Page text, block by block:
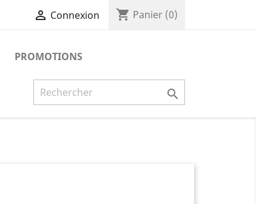
 Connexion shopping_cart Panier (0)
PROMOTIONS
